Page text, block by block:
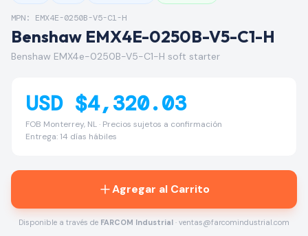
MPN: EMX4E-0250B-V5-C1-H
Benshaw EMX4E-0250B-V5-C1-H
Benshaw EMX4e-0250B-V5-C1-H soft starter
USD $4,320.03
FOB Monterrey, NL · Precios sujetos a confirmación
Entrega: 14 días hábiles
Agregar al Carrito
Disponible a través de FARCOM Industrial · ventas@farcomindustrial.com